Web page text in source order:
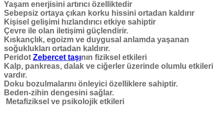
Yaşam enerjisini artırıcı özelliktedir
Sebepsiz ortaya çıkan korku hissini ortadan kaldırır
Kişisel gelişimi hızlandırıcı etkiye sahiptir
Çevre ile olan iletişimi güçlendirir.
Kıskançlık, egoizm ve duygusal anlamda yaşanan
soğuklukları ortadan kaldırır.
Peridot Zebercet taşının fiziksel etkileri
Kalp, pankreas, dalak ve ciğerler üzerinde olumlu etkileri
vardır.
Doku bozulmalarını önleyici özelliklere sahiptir.
Beden-zihin dengesini sağlar.
Metafiziksel ve psikolojik etkileri